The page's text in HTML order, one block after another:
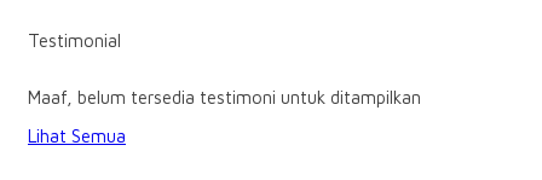
Testimonial
Maaf, belum tersedia testimoni untuk ditampilkan
Lihat Semua